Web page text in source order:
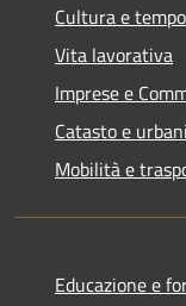
Cultura e
Vita lavorativa
Imprese e
Catasto e
Mobilità e
Educazione e